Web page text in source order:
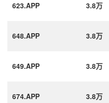
623.APP 3.8万
648.APP 3.8万
649.APP 3.8万
674.APP 3.8万